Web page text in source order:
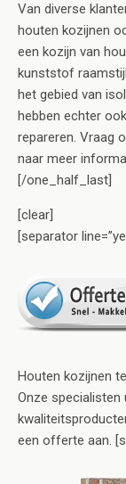
Van diverse
houten kozijnen
een kozijn van
kunststof
het gebied van
hebben echter
repareren. Vraag
naar meer
[/one_half_last]
[clear]
[separator
Houten kozijnen
Onze specialisten
een offerte aan.